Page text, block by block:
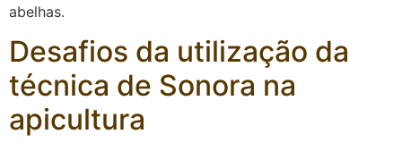
abelhas.
Desafios da utilização da
técnica de Sonora na
apicultura